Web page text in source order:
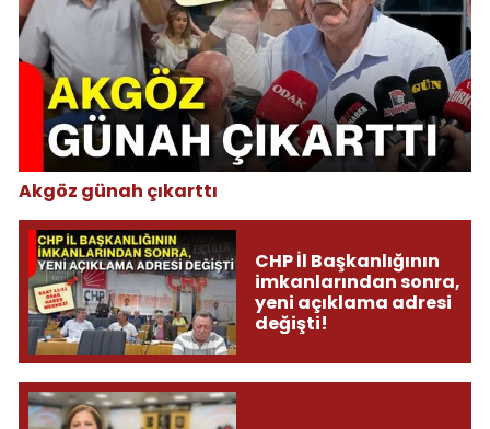
Akgöz günah çıkarttı
CHP İl Başkanlığının
imkanlarından sonra,
yeni açıklama adresi
değişti!